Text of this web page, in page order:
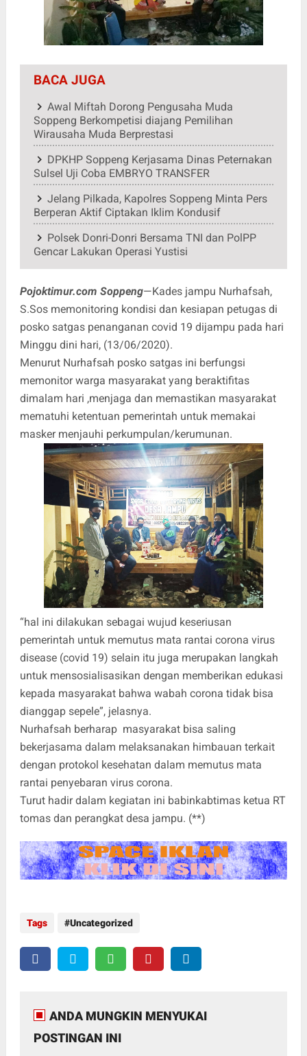
BACA JUGA
Awal Miftah Dorong Pengusaha Muda
Soppeng Berkompetisi diajang Pemilihan
Wirausaha Muda Berprestasi
DPKHP Soppeng Kerjasama Dinas Peternakan
Sulsel Uji Coba EMBRYO TRANSFER
Jelang Pilkada, Kapolres Soppeng Minta Pers
Berperan Aktif Ciptakan Iklim Kondusif
Polsek Donri-Donri Bersama TNI dan PolPP
Gencar Lakukan Operasi Yustisi
Pojoktimur.com Soppeng—Kades jampu Nurhafsah,
S.Sos memonitoring kondisi dan kesiapan petugas di
posko satgas penanganan covid 19 dijampu pada hari
Minggu dini hari, (13/06/2020).
Menurut Nurhafsah posko satgas ini berfungsi
memonitor warga masyarakat yang beraktifitas
dimalam hari ,menjaga dan memastikan masyarakat
mematuhi ketentuan pemerintah untuk memakai
masker menjauhi perkumpulan/kerumunan.
“hal ini dilakukan sebagai wujud keseriusan
pemerintah untuk memutus mata rantai corona virus
disease (covid 19) selain itu juga merupakan langkah
untuk mensosialisasikan dengan memberikan edukasi
kepada masyarakat bahwa wabah corona tidak bisa
dianggap sepele”, jelasnya.
Nurhafsah berharap masyarakat bisa saling
bekerjasama dalam melaksanakan himbauan terkait
dengan protokol kesehatan dalam memutus mata
rantai penyebaran virus corona.
Turut hadir dalam kegiatan ini babinkabtimas ketua RT
tomas dan perangkat desa jampu. (**)
Tags Uncategorized
ANDA MUNGKIN MENYUKAI
POSTINGAN INI